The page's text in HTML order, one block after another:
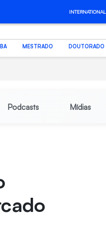
INTERNATIONAL
MESTRADO DOUTORADO
Podcasts Mídias